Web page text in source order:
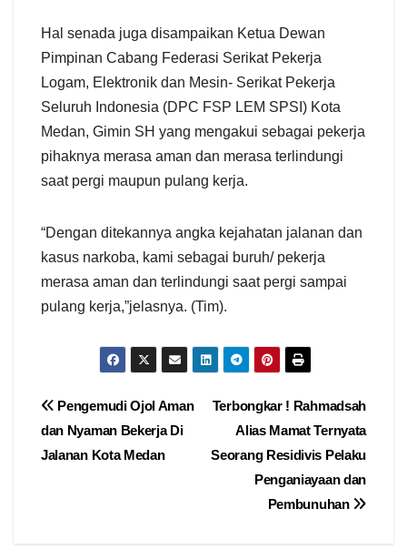
Hal senada juga disampaikan Ketua Dewan
Pimpinan Cabang Federasi Serikat Pekerja
Logam, Elektronik dan Mesin- Serikat Pekerja
Seluruh Indonesia (DPC FSP LEM SPSI) Kota
Medan, Gimin SH yang mengakui sebagai pekerja
pihaknya merasa aman dan merasa terlindungi
saat pergi maupun pulang kerja.
“Dengan ditekannya angka kejahatan jalanan dan
kasus narkoba, kami sebagai buruh/ pekerja
merasa aman dan terlindungi saat pergi sampai
pulang kerja,”jelasnya. (Tim).
Navigasi
pos
Terbongkar ! Rahmadsah
Alias Mamat Ternyata
Seorang Residivis Pelaku
Penganiayaan dan
Pembunuhan
Pengemudi Ojol Aman
dan Nyaman Bekerja Di
Jalanan Kota Medan